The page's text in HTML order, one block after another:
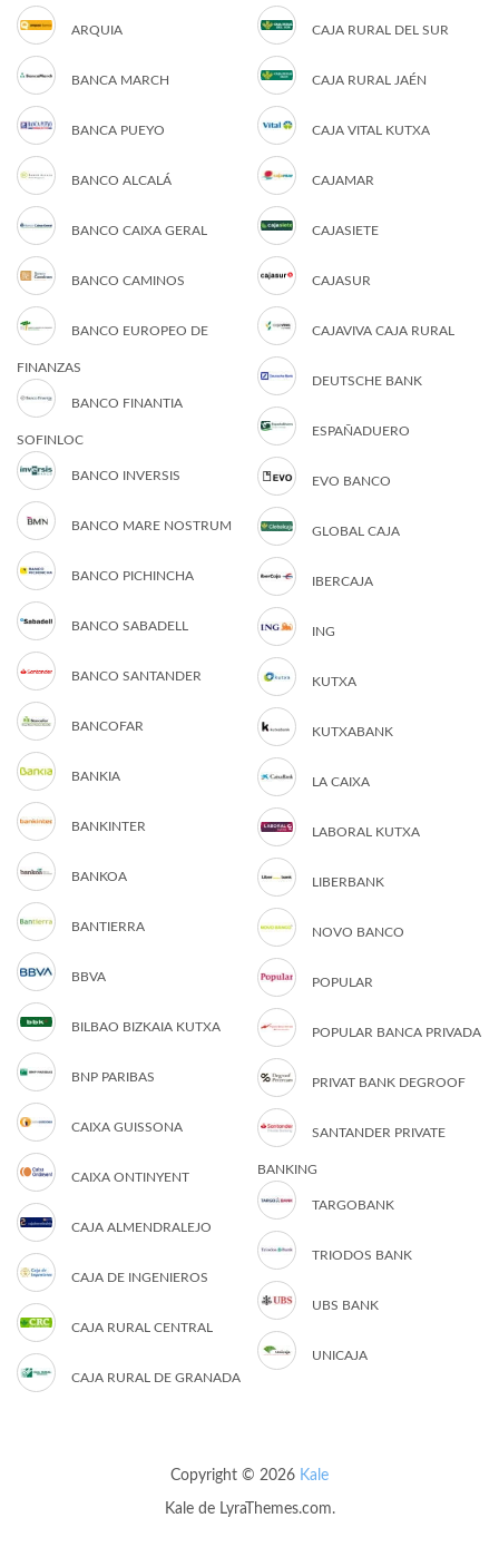
ARQUIA
BANCA MARCH
BANCA PUEYO
BANCO ALCALÁ
BANCO CAIXA GERAL
BANCO CAMINOS
BANCO EUROPEO DE
FINANZAS
BANCO FINANTIA
SOFINLOC
BANCO INVERSIS
BANCO MARE NOSTRUM
BANCO PICHINCHA
BANCO SABADELL
BANCO SANTANDER
BANCOFAR
BANKIA
BANKINTER
BANKOA
BANTIERRA
BBVA
BILBAO BIZKAIA KUTXA
BNP PARIBAS
CAIXA GUISSONA
CAIXA ONTINYENT
CAJA ALMENDRALEJO
CAJA DE INGENIEROS
CAJA RURAL CENTRAL
CAJA RURAL DE GRANADA
CAJA RURAL DEL SUR
CAJA RURAL JAÉN
CAJA VITAL KUTXA
CAJAMAR
CAJASIETE
CAJASUR
CAJAVIVA CAJA RURAL
DEUTSCHE BANK
ESPAÑADUERO
EVO BANCO
GLOBAL CAJA
IBERCAJA
ING
KUTXA
KUTXABANK
LA CAIXA
LABORAL KUTXA
LIBERBANK
NOVO BANCO
POPULAR
POPULAR BANCA PRIVADA
PRIVAT BANK DEGROOF
SANTANDER PRIVATE
BANKING
TARGOBANK
TRIODOS BANK
UBS BANK
UNICAJA
Copyright © 2026 Kale
Kalede LyraThemes.com.